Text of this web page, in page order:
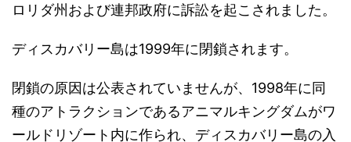
ロリダ州および連邦政府に訴訟を起こされました。
ディスカバリー島は1999年に閉鎖されます。
閉鎖の原因は公表されていませんが、1998年に同
種のアトラクションであるアニマルキングダムがワ
ールドリゾート内に作られ、ディスカバリー島の入